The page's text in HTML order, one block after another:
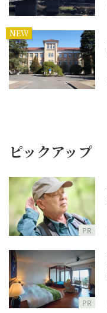
NEW
ピックアップ
PR
PR